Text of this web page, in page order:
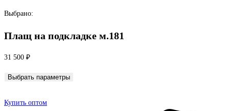
Перейти
содержимому
Выбрано:
Плащ на подкладке м.181
31 500 ₽
Выбрать параметры
Купить оптом